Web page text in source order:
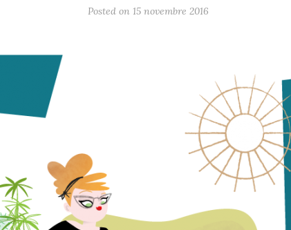
Posted on 15 novembre 2016